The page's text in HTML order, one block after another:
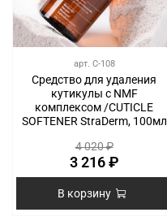
арт. C-108
Средство для удаления
кутикулы с NMF
комплексом /CUTICLE
SOFTENER StraDerm, 100мл
4 020 ₽
3 216 ₽
В корзину